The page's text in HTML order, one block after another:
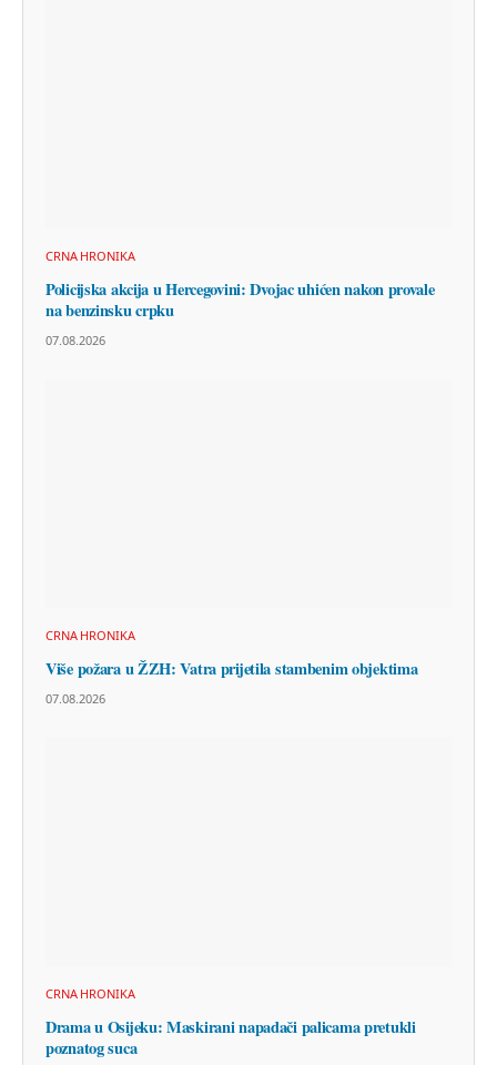
CRNA HRONIKA
Policijska akcija u Hercegovini: Dvojac uhićen nakon provale
na benzinsku crpku
07.08.2026
CRNA HRONIKA
Više požara u ŽZH: Vatra prijetila stambenim objektima
07.08.2026
CRNA HRONIKA
Drama u Osijeku: Maskirani napadači palicama pretukli
poznatog suca